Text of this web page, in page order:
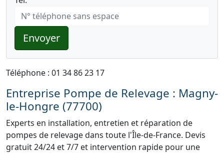
Envoyer
Téléphone : 01 34 86 23 17
Entreprise Pompe de Relevage : Magny-
le-Hongre (77700)
Experts en installation, entretien et réparation de
pompes de relevage dans toute l'Île-de-France. Devis
gratuit 24/24 et 7/7 et intervention rapide pour une